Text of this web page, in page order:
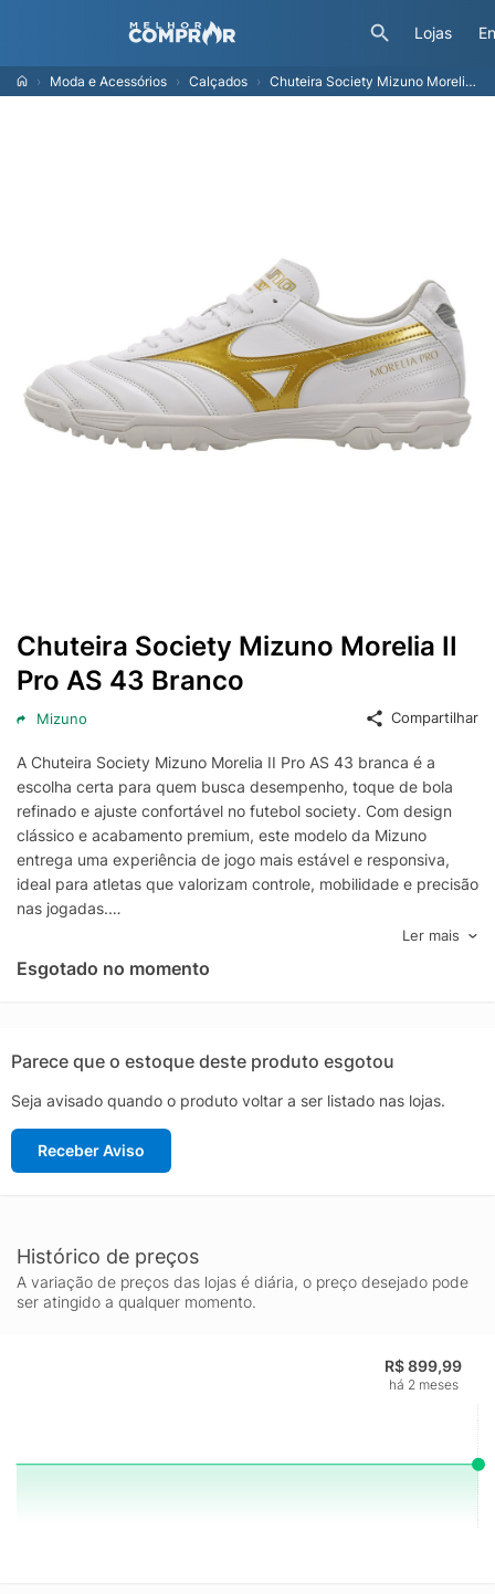
Lojas
Moda e Acessórios Calçados Chuteira Society Mizuno Morelia II Pro AS 43 Branco
Chuteira Society Mizuno Morelia II
Pro AS 43 Branco
Mizuno Compartilhar
A Chuteira Society Mizuno Morelia II Pro AS 43 branca é a
escolha certa para quem busca desempenho, toque de bola
refinado e ajuste confortável no futebol society. Com design
clássico e acabamento premium, este modelo da Mizuno
entrega uma experiência de jogo mais estável e responsiva,
ideal para atletas que valorizam controle, mobilidade e precisão
nas jogadas.
Desenvolvida para gramados sintéticos, a Morelia II Pro AS
conta com solado pensado para oferecer tração eficiente e
mudanças de direção rápidas, ajudando a manter a segurança
mais confiança durante toda a partida, inclusive em jogos
Além da performance, a chuteira society branca da linha
Morelia se destaca pela durabilidade e pelo conforto em uso
prolongado, sendo uma excelente opção para treinos e
campeonatos. No tamanho 43, atende jogadores que procuram
linhas.
Ler mais
Esgotado no momento
Parece que o estoque deste produto esgotou
Seja avisado quando o produto voltar a ser listado nas lojas.
Receber Aviso
Histórico de preços
A variação de preços das lojas é diária, o preço desejado pode
ser atingido a qualquer momento.
R$ 899,99
há 2 meses